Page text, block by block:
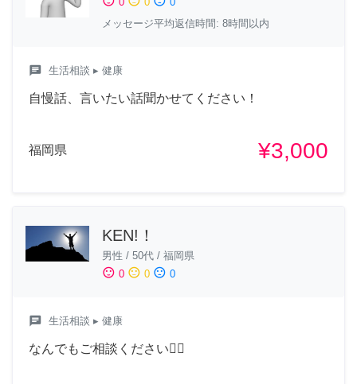
メッセージ平均返信時間: 8時間以内
chat 生活相談 ▸ 健康
自慢話、言いたい話聞かせてください！
福岡県 ¥3,000
KEN!！
男性 / 50代 / 福岡県
sentiment_satisfied 0 sentiment_neutral 0 sentiment_dissatisfied 0
chat 生活相談 ▸ 健康
なんでもご相談ください🙆‍♂️